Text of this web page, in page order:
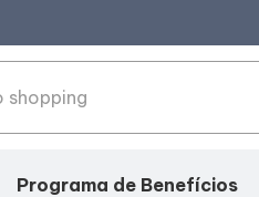
Programa de Benefícios